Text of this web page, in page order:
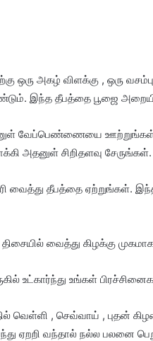
ஒரு அகழ் விளக்கு , ஒரு
இந்த தீபத்தை பூஜை
வேப்பெண்ணையை
அதனுள் சிறிதளவு சேருங்கள்.
வைத்து தீபத்தை ஏற்றுங்கள்.
வைத்து கிழக்கு
உட்கார்ந்து உங்கள்
வெள்ளி , செவ்வாய் , புதன்
ஏறறி வந்தால் நல்ல பலனை